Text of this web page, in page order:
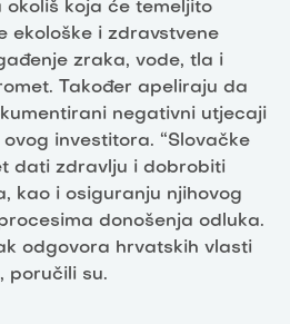
koja će temeljito
ekološke i zdravstvene
zraka, vode, tla i
Također apeliraju da
negativni utjecaji
investitora. “Slovačke
dati zdravlju i dobrobiti
kao i osiguranju njihovog
donošenja odluka.
odgovora hrvatskih vlasti
poručili su.